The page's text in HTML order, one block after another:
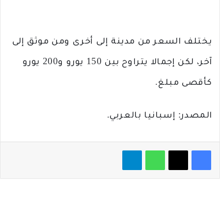
يختلف السعر من مدينة إلى أخرى ومن موثق إلى
آخر، لكن إجمالا يتراوح بين 150 يورو و200 يورو
كأقصى مبلغ.
المصدر: إسبانيا بالعربي.
فيسبوك‫X واتساب تيلقرام